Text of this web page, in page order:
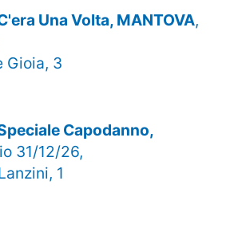
Una Volta, MANTOVA,
Gioia, 3
Capodanno,
31/12/26,
1